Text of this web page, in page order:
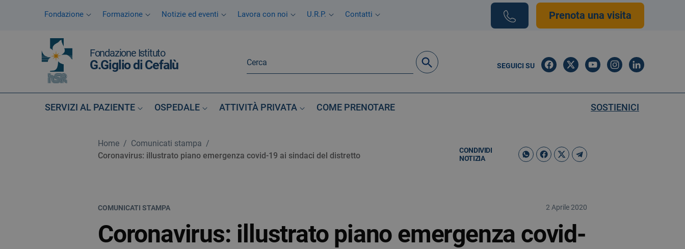
Vai al menu di navigazione
Fondazione Formazione Notizie ed eventi Lavora con noi U.R.P. Contatti Prenota una visita
Fondazione Istituto
G.Giglio di Cefalù SEGUICI SU
SERVIZI AL PAZIENTE OSPEDALE ATTIVITÀ PRIVATA COME PRENOTARE SOSTIENICI
Home / Comunicati stampa /
Coronavirus: illustrato piano emergenza covid-19 ai sindaci del distretto
CONDIVIDI
NOTIZIA
COMUNICATI STAMPA 2 Aprile 2020
Coronavirus: illustrato piano emergenza covid-